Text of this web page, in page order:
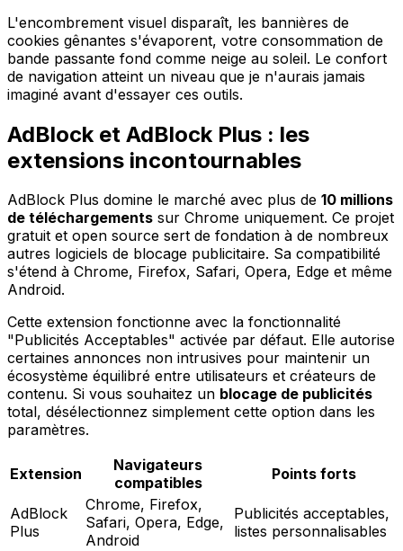
L'encombrement visuel disparaît, les bannières de
cookies gênantes s'évaporent, votre consommation de
bande passante fond comme neige au soleil. Le confort
de navigation atteint un niveau que je n'aurais jamais
imaginé avant d'essayer ces outils.
AdBlock et AdBlock Plus : les
extensions incontournables
AdBlock Plus domine le marché avec plus de 10 millions
de téléchargements sur Chrome uniquement. Ce projet
gratuit et open source sert de fondation à de nombreux
autres logiciels de blocage publicitaire. Sa compatibilité
s'étend à Chrome, Firefox, Safari, Opera, Edge et même
Android.
Cette extension fonctionne avec la fonctionnalité
"Publicités Acceptables" activée par défaut. Elle autorise
certaines annonces non intrusives pour maintenir un
écosystème équilibré entre utilisateurs et créateurs de
contenu. Si vous souhaitez un blocage de publicités
total, désélectionnez simplement cette option dans les
paramètres.
Extension
Navigateurs
compatibles
Points forts
AdBlock
Plus
Chrome, Firefox,
Safari, Opera, Edge,
Android
Publicités acceptables,
listes personnalisables